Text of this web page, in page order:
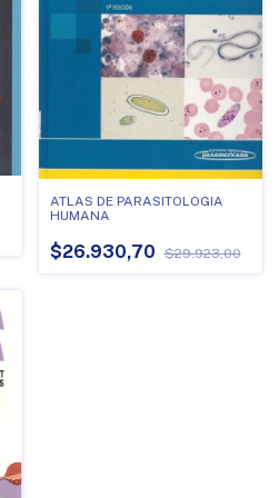
ATLAS DE PARASITOLOGIA
HUMANA
$26.930,70 $29.923,00